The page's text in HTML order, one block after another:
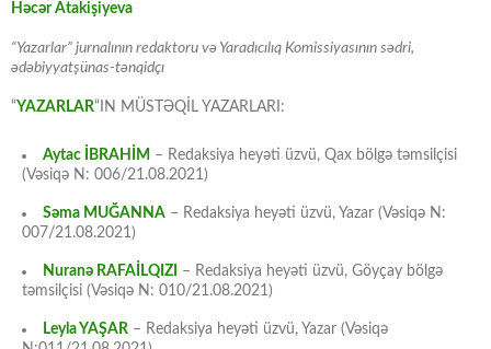
Həcər Atakişiyeva
“Yazarlar” jurnalının redaktoru və Yaradıcılıq Komissiyasının sədri,
ədəbiyyatşünas-tənqidçı
“YAZARLAR“IN MÜSTƏQİL YAZARLARI:
Aytac İBRAHİM – Redaksiya heyəti üzvü, Qax bölgə təmsilçisi
(Vəsiqə N: 006/21.08.2021)
Səma MUĞANNA – Redaksiya heyəti üzvü, Yazar (Vəsiqə N:
007/21.08.2021)
Nuranə RAFAİLQIZI
– Redaksiya heyəti üzvü, Göyçay bölgə
təmsilçisi (Vəsiqə N: 010/21.08.2021)
Leyla YAŞAR – Redaksiya heyəti üzvü, Yazar (Vəsiqə